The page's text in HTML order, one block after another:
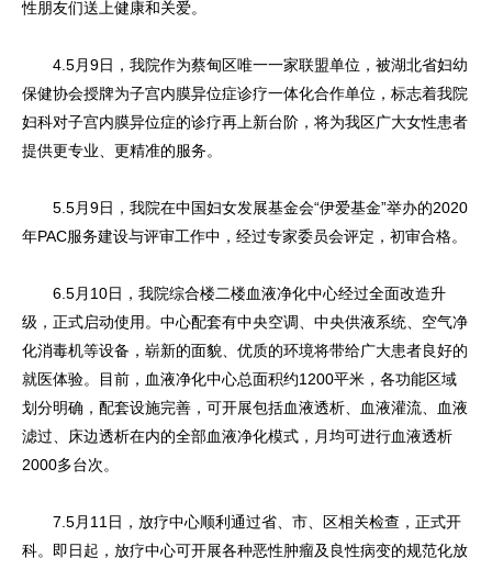
性朋友们送上健康和关爱。
4.5月9日，我院作为蔡甸区唯一一家联盟单位，被湖北省妇幼
保健协会授牌为子宫内膜异位症诊疗一体化合作单位，标志着我院
妇科对子宫内膜异位症的诊疗再上新台阶，将为我区广大女性患者
提供更专业、更精准的服务。
5.5月9日，我院在中国妇女发展基金会“伊爱基金”举办的2020
年PAC服务建设与评审工作中，经过专家委员会评定，初审合格。
6.5月10日，我院综合楼二楼血液净化中心经过全面改造升
级，正式启动使用。中心配套有中央空调、中央供液系统、空气净
化消毒机等设备，崭新的面貌、优质的环境将带给广大患者良好的
就医体验。目前，血液净化中心总面积约1200平米，各功能区域
划分明确，配套设施完善，可开展包括血液透析、血液灌流、血液
滤过、床边透析在内的全部血液净化模式，月均可进行血液透析
2000多台次。
7.5月11日，放疗中心顺利通过省、市、区相关检查，正式开
科。即日起，放疗中心可开展各种恶性肿瘤及良性病变的规范化放